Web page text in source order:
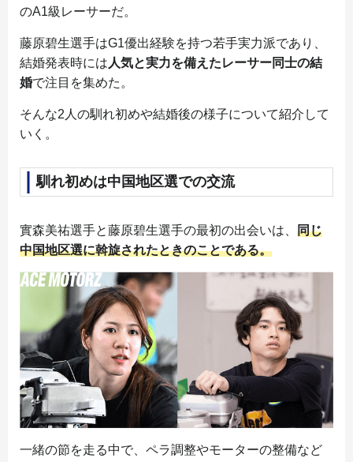
のA1級レーサーだ。
藤原碧生選手はG1優出経験を持つ若手実力派であり、
結婚発表時には 人気と実力を備えたレーサー同士の結
婚で注目を集めた。
そんな2人の馴れ初めや結婚後の様子について紹介して
いく。
馴れ初めは中国地区選での交流
實森美祐選手と藤原碧生選手の最初の出会いは、 同じ
中国地区選に斡旋されたときのことである。
一緒の節を走る中で、ペラ調整やモーターの整備など